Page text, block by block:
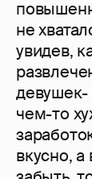
не
увидев,
девушек-
чем-то
вкусно,